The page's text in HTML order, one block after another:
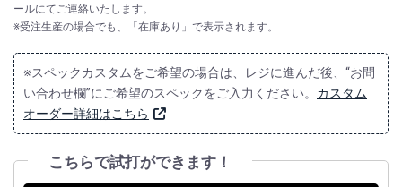
ールにてご連絡いたします。
※受注生産の場合でも、「在庫あり」で表示されます。
※スペックカスタムをご希望の場合は、レジに進んだ後、“お問
い合わせ欄”にご希望のスペックをご入力ください。 カスタム
オーダー詳細はこちら
こちらで試打ができます！